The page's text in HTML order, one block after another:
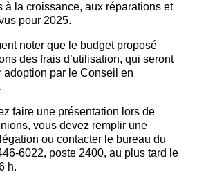
à la croissance, aux réparations et
pour 2025.
noter que le budget proposé
des frais d’utilisation, qui seront
adoption par le Conseil en
faire une présentation lors de
vous devez remplir une
ou contacter le bureau du
6022, poste 2400, au plus tard le
h.